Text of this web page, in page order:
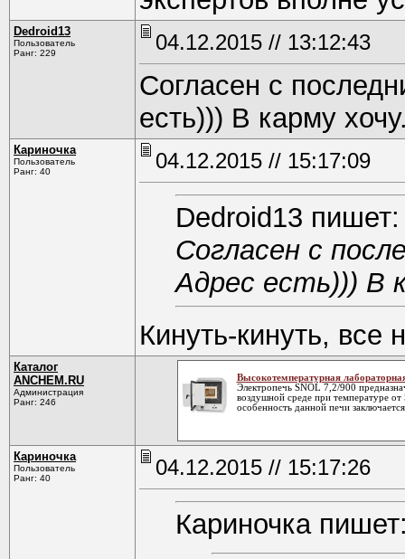
Dedroid13
Пользователь
Ранг: 229
04.12.2015 // 13:12:43
Согласен с
есть))) В карму
Кариночка
Пользователь
Ранг: 40
04.12.2015 // 15:17:09
Dedroid13 пишет:
Согласен с
Адрес есть))) В
Кинуть-кинуть, все
Каталог
ANCHEM.RU
Администрация
Ранг: 246
Высокотемпературная
Электропечь SNOL 7,2/900
воздушной среде при температуре от
особенность данной печи
Кариночка
Пользователь
Ранг: 40
04.12.2015 // 15:17:26
Кариночка